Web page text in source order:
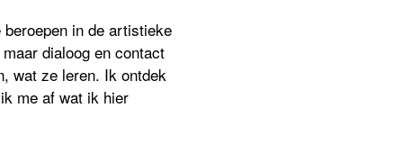
in de artistieke
dialoog en contact
wat ze leren. Ik ontdek
me af wat ik hier